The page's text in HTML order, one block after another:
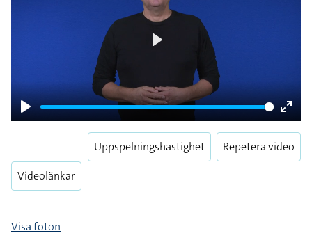
Play
Enter
Videolänkar
Uppspelningshastighet Repetera video
Visa foton